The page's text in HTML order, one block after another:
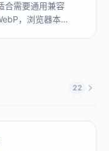
合需要通用兼容
，浏览器本地
22